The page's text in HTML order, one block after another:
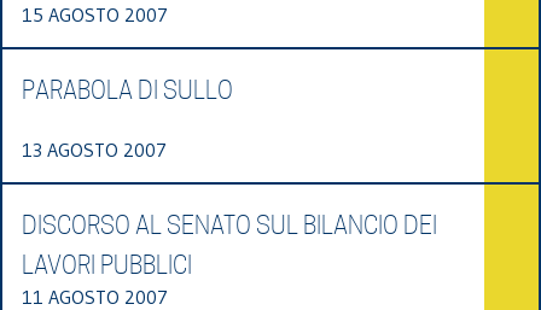
15 AGOSTO 2007
PARABOLA DI SULLO
13 AGOSTO 2007
DISCORSO AL SENATO SUL BILANCIO DEI
LAVORI PUBBLICI
11 AGOSTO 2007